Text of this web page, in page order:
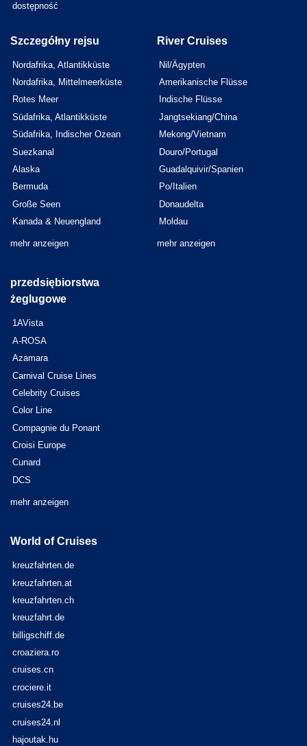
dostępność
Szczegółny rejsu
Nordafrika, Atlantikküste
Nordafrika, Mittelmeerküste
Rotes Meer
Südafrika, Atlantikküste
Südafrika, Indischer Ozean
Suezkanal
Alaska
Bermuda
Große Seen
Kanada & Neuengland
mehr anzeigen
River Cruises
Nil/Ägypten
Amerikanische Flüsse
Indische Flüsse
Jangtsekiang/China
Mekong/Vietnam
Douro/Portugal
Guadalquivir/Spanien
Po/Italien
Donaudelta
Moldau
mehr anzeigen
przedsiębiorstwa
żeglugowe
1AVista
A-ROSA
Azamara
Carnival Cruise Lines
Celebrity Cruises
Color Line
Compagnie du Ponant
Croisi Europe
Cunard
DCS
mehr anzeigen
World of Cruises
kreuzfahrten.de
kreuzfahrten.at
kreuzfahrten.ch
kreuzfahrt.de
billigschiff.de
croaziera.ro
cruises.cn
crociere.it
cruises24.be
cruises24.nl
hajoutak.hu